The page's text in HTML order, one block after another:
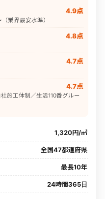
4.9点
（業界最安水準）
4.8点
4.7点
4.7点
施工体制／生活110番グルー
1,320円/㎡
全国47都道府県
最長10年
24時間365日